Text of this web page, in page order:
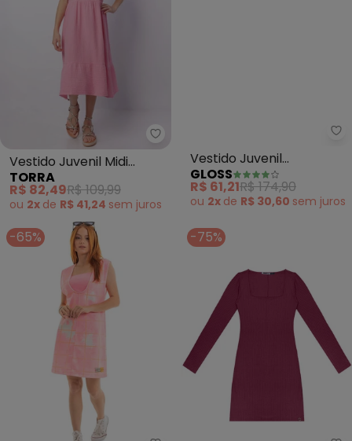
Torra - Vestido Juvenil Midi
Vestido Juvenil Midi
(Rosa)
TORRA
R$ 82,49R$ 109,99
ou 2x de R$ 41,24 sem juros
Vestido Juvenil
Quadriculado com
Top(Verde Candy)
GLOSS
R$ 61,21R$ 174,90
ou 2x de R$ 30,60 semjuros
-65% -75%